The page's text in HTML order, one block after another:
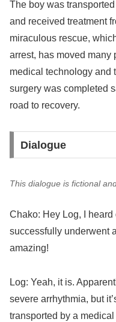
The boy was
and received treatment
miraculous rescue,
arrest, has moved many
medical technology and
surgery was completed
road to recovery.
Dialogue
This dialogue is fictional
Chako: Hey Log, I
successfully underwent
amazing!
Log: Yeah, it is.
severe arrhythmia, but
transported by a